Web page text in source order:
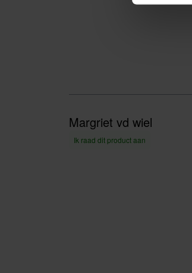
Margriet vd wiel
Ik raad dit product aan